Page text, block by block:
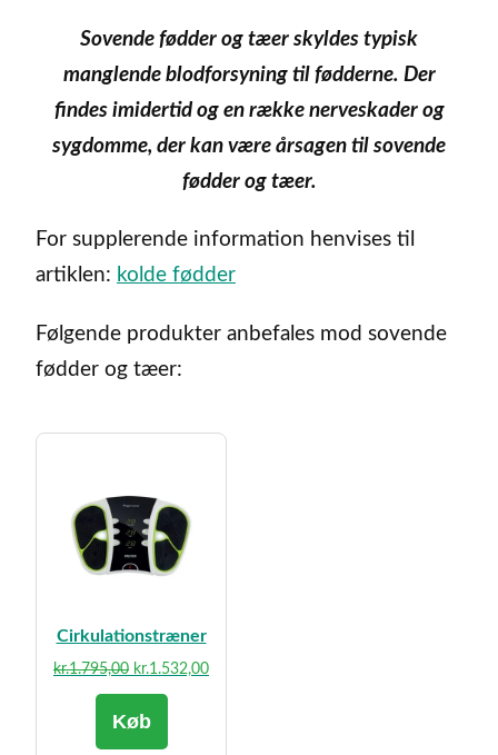
Sovende fødder og tæer skyldes typisk
manglende blodforsyning til fødderne. Der
findes imidertid og en række nerveskader og
sygdomme, der kan være årsagen til sovende
fødder og tæer.
For supplerende information henvises til
artiklen: kolde fødder
Følgende produkter anbefales mod sovende
fødder og tæer:
Cirkulationstræner
kr.1.795,00 Den
oprindelige
pris
kr.1.532,00Den
Køb